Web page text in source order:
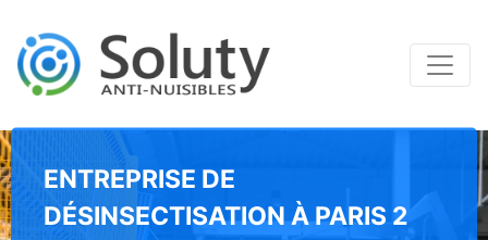
ENTREPRISE DE
DÉSINSECTISATION À PARIS 2